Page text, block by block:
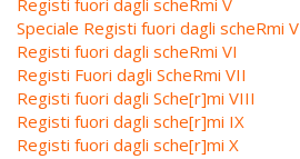
Speciale Registi fuori dagli scheRmi V
Registi fuori dagli scheRmi VI
Registi Fuori dagli ScheRmi VII
Registi fuori dagli Sche[r]mi VIII
Registi fuori dagli sche[r]mi IX
Registi fuori dagli sche[r]mi X